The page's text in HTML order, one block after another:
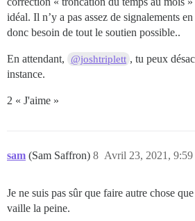
idéal. Il n’y a pas assez de signalements
donc besoin de tout le soutien possible..
En attendant, @joshtriplett , tu peux
instance.
2 « J'aime »
sam (Sam Saffron) Avril 23, 2021, 9:59
8
Je ne suis pas sûr que faire autre chose
vaille la peine.